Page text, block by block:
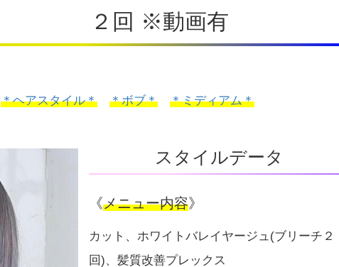
２回 ※動画有
＊ヘアスタイル＊ ＊ボブ＊ ＊ミディアム＊
スタイルデータ
《メニュー内容》
カット、ホワイトバレイヤージュ(ブリーチ２
回)、髪質改善プレックス